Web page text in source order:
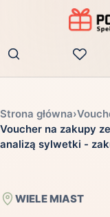
Strona główna›
Voucher na zakupy
analizą sylwetki -
WIELE MIAST